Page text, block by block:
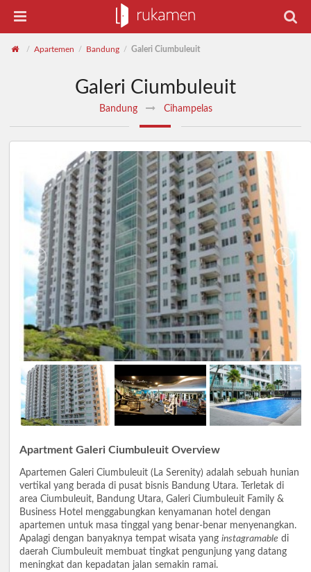
/ Apartemen / Bandung / Galeri Ciumbuleuit
Galeri Ciumbuleuit
Bandung Cihampelas
Apartment Galeri Ciumbuleuit Overview
Apartemen Galeri Ciumbuleuit (La Serenity) adalah sebuah hunian
vertikal yang berada di pusat bisnis Bandung Utara. Terletak di
area Ciumbuleuit, Bandung Utara, Galeri Ciumbuleuit Family &
Business Hotel menggabungkan kenyamanan hotel dengan
apartemen untuk masa tinggal yang benar-benar menyenangkan.
Apalagi dengan banyaknya tempat wisata yang instagramable di
daerah Ciumbuleuit membuat tingkat pengunjung yang datang
meningkat dan kepadatan jalan semakin ramai.